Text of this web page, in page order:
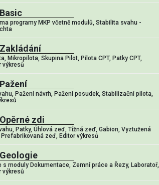
programy MKP včetně modulů, Stabilita svahu -
Mikropilota, Skupina Pilot, Pilota CPT, Patky CPT,
výkresů
Pažení návrh, Pažení posudek, Stabilizační pilota,
zdi
Patky, Úhlová zeď, Tížná zeď, Gabion, Vyztužená
zeď, Editor výkresů
moduly Dokumentace, Zemní práce a Řezy, Laboratoř,
výkresů